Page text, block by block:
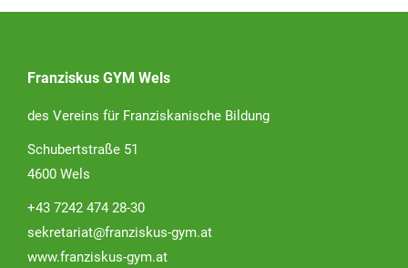
Franziskus GYM Wels
des Vereins für Franziskanische Bildung
Schubertstraße 51
4600 Wels
+43 7242 474 28-30
sekretariat@franziskus-gym.at
www.franziskus-gym.at